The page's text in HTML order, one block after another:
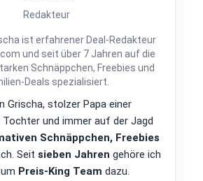
Redakteur
ist erfahrener Deal-Redakteur
und seit über 7 Jahren auf die
Schnäppchen, Freebies und
Deals spezialisiert.
Grischa, stolzer Papa einer
Tochter und immer auf der Jagd
Schnäppchen, Freebies
Seit sieben Jahren gehöre ich
Preis-King Team dazu.